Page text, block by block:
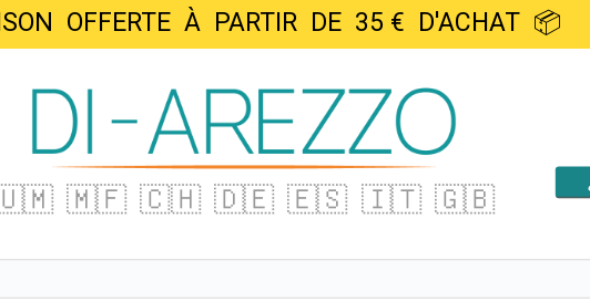
OFFERTE À PARTIR DE 35 € D'ACHAT 📦
🇲🇫 🇨🇭 🇩🇪 🇪🇸 🇮🇹 🇬🇧